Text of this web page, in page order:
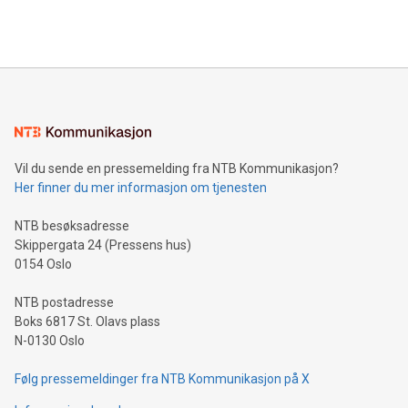
Vil du sende en pressemelding fra NTB Kommunikasjon?
Her finner du mer informasjon om tjenesten
NTB besøksadresse
Skippergata 24 (Pressens hus)
0154 Oslo
NTB postadresse
Boks 6817 St. Olavs plass
N-0130 Oslo
Følg pressemeldinger fra NTB Kommunikasjon på X